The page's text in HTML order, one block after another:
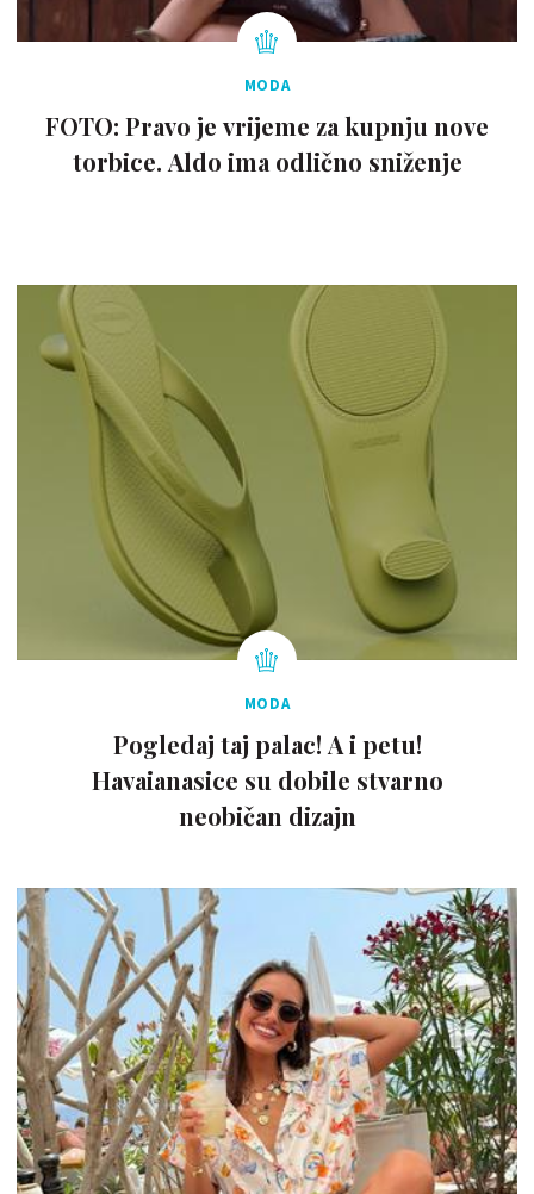
MODA
FOTO: Pravo je vrijeme za kupnju nove
torbice. Aldo ima odlično sniženje
MODA
Pogledaj taj palac! A i petu!
Havaianasice su dobile stvarno
neobičan dizajn